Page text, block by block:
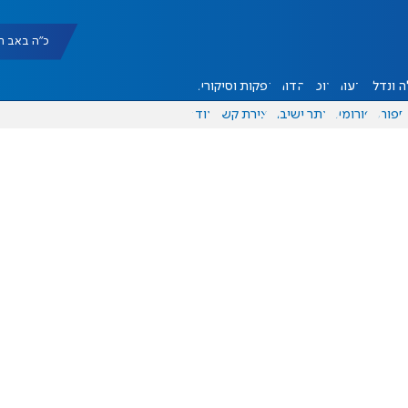
כ"ה באב תשפ"ו
ונדל"ן דעות אוכל יהדות הפקות וסיקורים
ספורט פורומים אתר ישיבה יצירת קשר עוד